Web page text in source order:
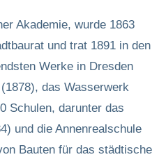
Akademie, wurde 1863
und trat 1891 in den
Werke in Dresden
(1878), das Wasserwerk
Schulen, darunter das
und die Annenrealschule
Bauten für das städtische